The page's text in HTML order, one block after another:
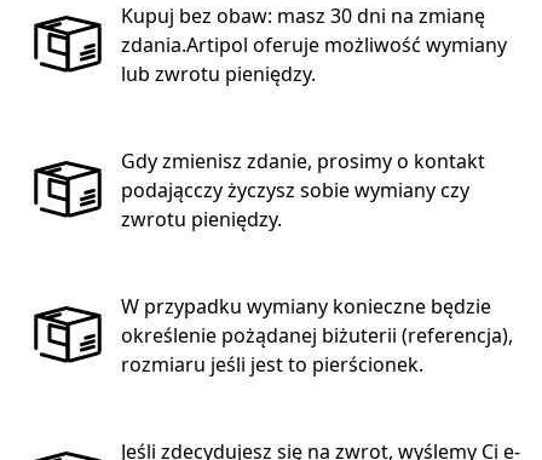
Kupuj bez obaw: masz 30 dni na zmianę
zdania.Artipol oferuje możliwość wymiany
lub zwrotu pieniędzy.
Gdy zmienisz zdanie, prosimy o kontakt
podającczy życzysz sobie wymiany czy
zwrotu pieniędzy.
W przypadku wymiany konieczne będzie
określenie pożądanej biżuterii (referencja),
rozmiaru jeśli jest to pierścionek.
Jeśli zdecydujesz się na zwrot, wyślemy Ci e-